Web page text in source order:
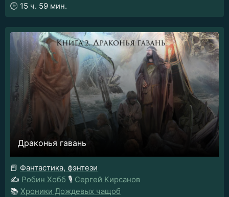
🕒 15 ч. 59 мин.
Драконья гавань
📕 Фантастика, фэнтези
✍️ Робин Хобб 🎙️ Сергей Кирсанов
📚 Хроники Дождевых чащоб